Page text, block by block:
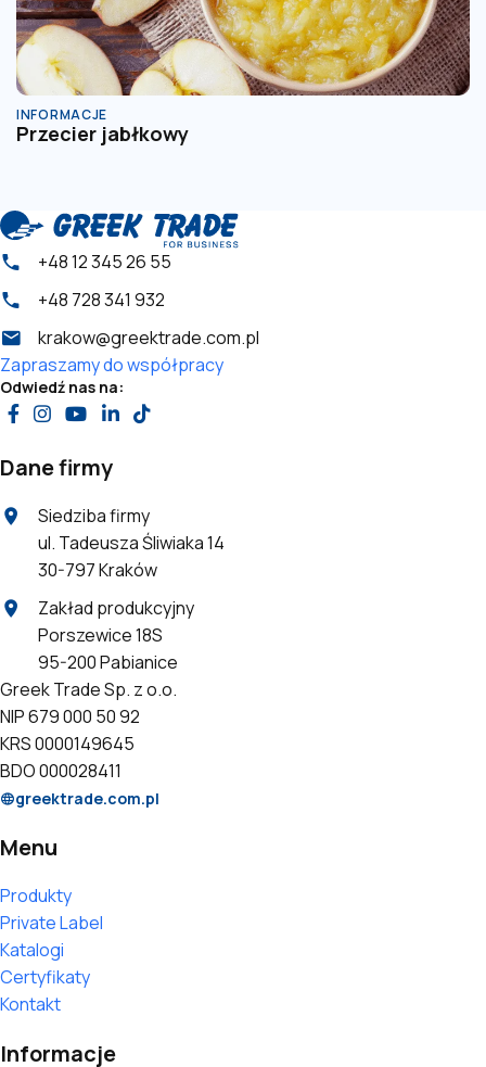
INFORMACJE
Przecier jabłkowy
+48 12 345 26 55
+48 728 341 932
krakow@greektrade.com.pl
Zapraszamy do współpracy
Odwiedź nas na:
Dane firmy
Siedziba firmy
ul. Tadeusza Śliwiaka 14
30-797 Kraków
Zakład produkcyjny
Porszewice 18S
95-200 Pabianice
Greek Trade Sp. z o.o.
NIP 679 000 50 92
KRS 0000149645
BDO 000028411
greektrade.com.pl
Menu
Produkty
Private Label
Katalogi
Certyfikaty
Kontakt
Informacje